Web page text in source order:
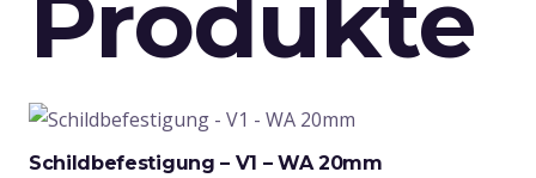
Produkte
Schildbefestigung – V1 – WA 20mm